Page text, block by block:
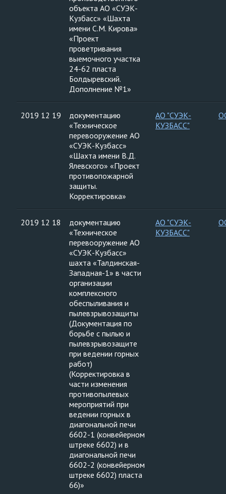
объекта АО «СУЭК-
Кузбасс» «Шахта
имени С.М. Кирова»
«Проект
проветривания
выемочного участка
24-62 пласта
Болдыревский.
Дополнение №1»
2019 12 19
документацию
«Техническое
перевооружение АО
«СУЭК-Кузбасс»
«Шахта имени В.Д.
Ялевского» «Проект
противопожарной
защиты.
Корректировка»
АО "СУЭК-
КУЗБАСС"
2019 12 18
документацию
«Техническое
перевооружение АО
«СУЭК-Кузбасс»
шахта «Талдинская-
Западная-1» в части
организации
комплексного
обеспыливания и
пылевзрывозащиты
(Документация по
борьбе с пылью и
пылевзрывозащите
при ведении горных
работ)
(Корректировка в
части изменения
противопылевых
мероприятий при
ведении горных в
диагональной печи
6602-1 (конвейерном
штреке 6602) и в
диагональной печи
6602-2 (конвейерном
штреке 6602) пласта
66)»
АО "СУЭК-
КУЗБАСС"